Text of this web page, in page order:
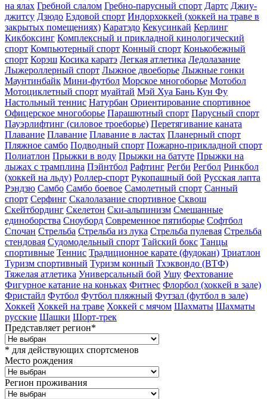
на ялах Гребной слалом Гребно-парусный спорт Дартс Джиу-
джитсу Дзюдо Ездовой спорт Индорхоккей (хоккей на траве в
закрытых помещениях) Каратэдо Кекусинкай Керлинг
Кикбоксинг Комплексный и прикладной кинологический
спорт Компьютерный спорт Конный спорт Конькобежный
спорт Корэш Косика каратэ Легкая атлетика Ледолазание
Лыжероллерный спорт Лыжное двоеборье Лыжные гонки
Маунтинбайк Мини-футбол Морское многоборье Мотобол
Мотоциклетный спорт муайтай Мэй Хуа Бань Кун Фу
Настольный теннис Натурбан Ориентирование cпортивное
Офицерское многоборье Парашютный спорт Парусный спорт
Пауэрлифтинг (силовое троеборье) Перетягивание каната
Плавание Плавание Плавание в ластах Планерный спорт
Пляжное самбо Подводный спорт Пожарно-прикладной спорт
Полиатлон Прыжки в воду Прыжки на батуте Прыжки на
лыжах с трамплина Пэйнтбол Рафтинг Регби Регбол Ринкбол
(хоккей на льду) Роллер-спорт Рукопашный бой Русская лапта
Рэндзю Самбо Самбо боевое Самолетный спорт Санный
спорт Серфинг Скалолазание спортивное Сквош
Скейтбординг Скелетон Ски-альпинизм Смешанные
единоборства Сноуборд Современное пятиборье Софтбол
Спочан Стрельба Стрельба из лука Стрельба пулевая Стрельба
стендовая Судомодельный спорт Тайский бокс Танцы
спортивные Теннис Традиционное карате (фудокан) Триатлон
Туризм cпортивный Туризм конный Тхэквондо (ВТФ)
Тяжелая атлетика Универсальный бой Ушу Фехтование
Фигурное катание на коньках Фитнес Флорбол (хоккей в зале)
Фристайл Футбол Футбол пляжный Футзал (футбол в зале)
Хоккей Хоккей на траве Хоккей с мячом Шахматы Шахматы
русские Шашки Шорт-трек
Представляет регион*
* для действующих спортсменов
Место рождения
Регион проживания